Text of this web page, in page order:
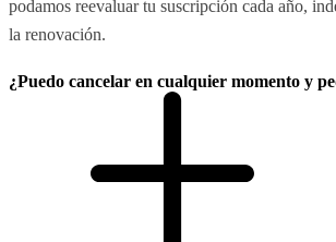
podamos reevaluar tu suscripción cada año,
la renovación.
¿Puedo cancelar en cualquier momento y